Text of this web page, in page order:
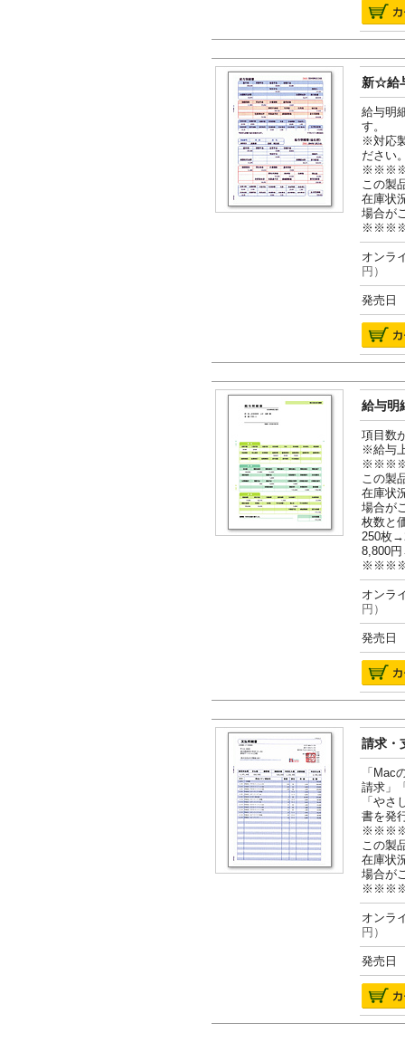
新☆給
給与明
す。
※対応
ださい
この製
在庫状
場合が
オン
円）
発売日
給与明
項目数
※給与
この製
在庫状
場合が
枚数と
250枚
8,800
オン
円）
発売日
請求・
「Mac
請求」
「や
書を発
この製
在庫状
場合が
オン
円）
発売日